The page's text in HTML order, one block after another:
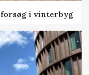
i vinterbyg